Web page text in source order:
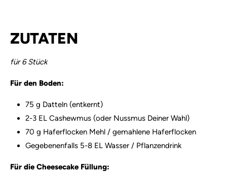
ZUTATEN
für 6 Stück
Für den Boden:
75 g Datteln (entkernt)
2-3 EL Cashewmus (oder Nussmus Deiner Wahl)
70 g Haferflocken Mehl / gemahlene Haferflocken
Gegebenenfalls 5-8 EL Wasser / Pflanzendrink
Für die Cheesecake Füllung: